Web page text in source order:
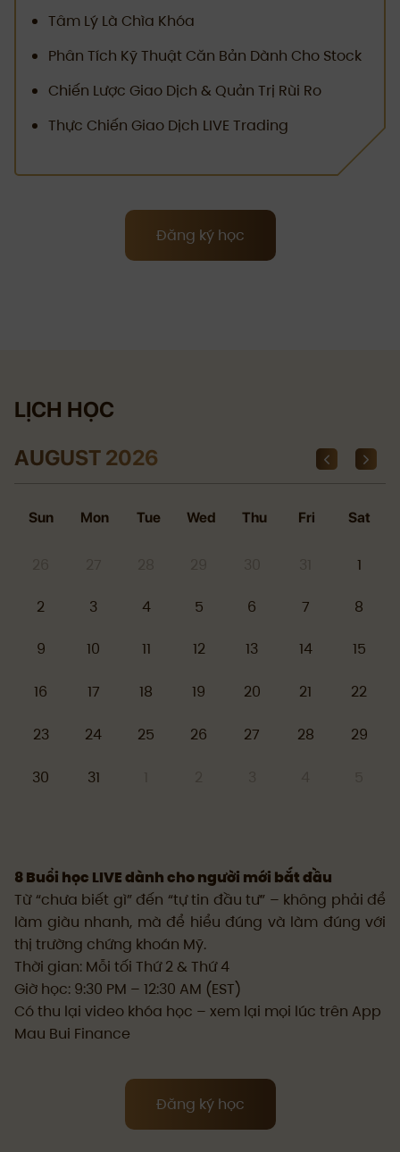
Tâm Lý Là Chìa Khóa
Phân Tích Kỹ Thuật Căn Bản Dành Cho Stock
Chiến Lược Giao Dịch & Quản Trị Rùi Ro
Thực Chiến Giao Dịch LIVE Trading
Đăng ký học
LỊCH HỌC
AUGUST 2026
Sun Mon Tue Wed Thu Fri Sat
1
2 3 4 5 6 7 8
9 10 11 12 13 14 15
16 17 18 19 20 21 22
23 24 25 26 27 28 29
30 31
8 Buổi học LIVE dành cho người mới bắt đầu
Từ “chưa biết gì” đến “tự tin đầu tư” – không phải để
làm giàu nhanh, mà để hiểu đúng và làm đúng với
thị trường chứng khoán Mỹ.
Thời gian: Mỗi tối Thứ 2 & Thứ 4
Giờ học: 9:30 PM – 12:30 AM (EST)
Có thu lại video khóa học – xem lại mọi lúc trên App
Mau Bui Finance
Đăng ký học